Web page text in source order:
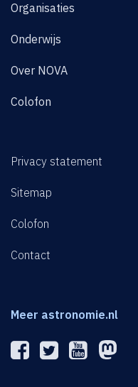
Organisaties
Onderwijs
Over NOVA
Colofon
Privacy statement
Sitemap
Colofon
Contact
Meer astronomie.nl